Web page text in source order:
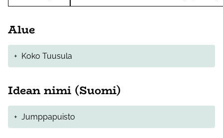
Alue
+ Koko Tuusula
Idean nimi (Suomi)
+ Jumppapuisto